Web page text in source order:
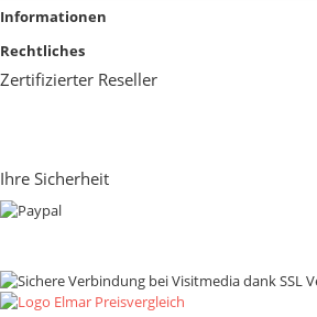
Informationen
Rechtliches
Zertifizierter Reseller
Ihre Sicherheit